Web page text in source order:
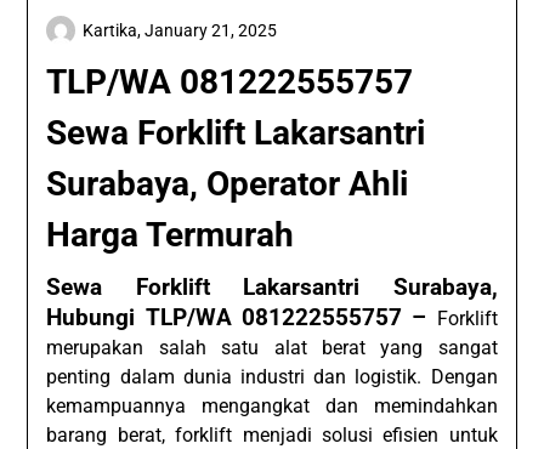
TLP/WA 081222555757
Sewa Forklift Lakarsantri
Surabaya, Operator Ahli
Harga Termurah
Kartika,January 21, 2025
Sewa Forklift Lakarsantri Surabaya,
Hubungi TLP/WA 081222555757 – Forklift
merupakan salah satu alat berat yang sangat
penting dalam dunia industri dan logistik. Dengan
kemampuannya mengangkat dan memindahkan
barang berat, forklift menjadi solusi efisien untuk